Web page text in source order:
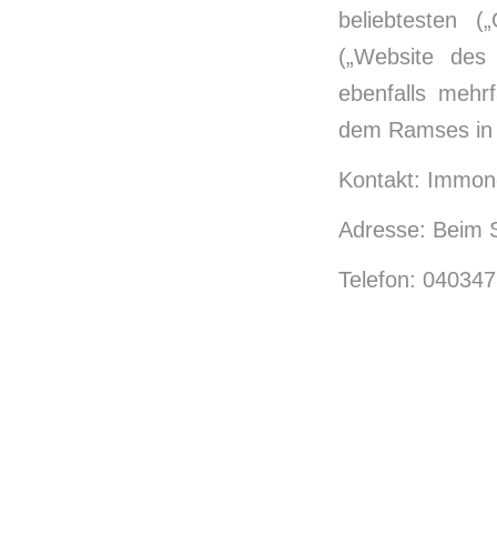
beliebtesten
(„Website
ebenfalls
dem Ramses
Kontakt:
Adresse: Beim
Telefon: